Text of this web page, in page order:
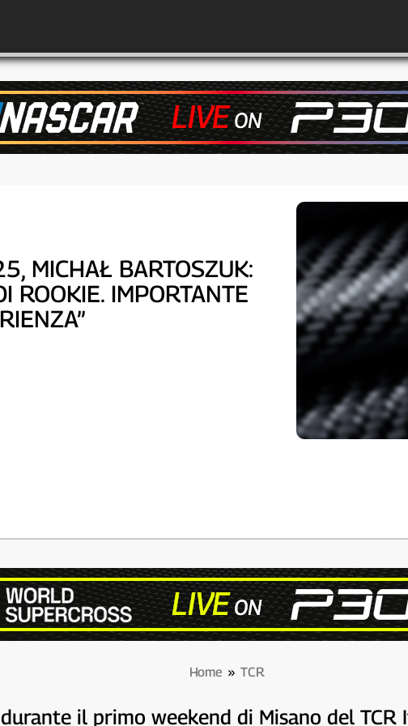
MICHAŁ BARTOSZUK:
ROOKIE. IMPORTANTE
Home »TCR
il primo weekend di Misano del TCR